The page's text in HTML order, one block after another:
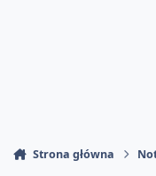
Strona główna